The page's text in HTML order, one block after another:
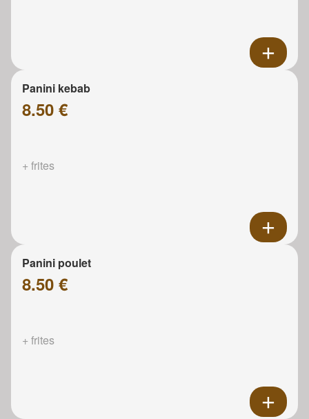
Panini kebab
8.50 €
+ frites
Panini poulet
8.50 €
+ frites